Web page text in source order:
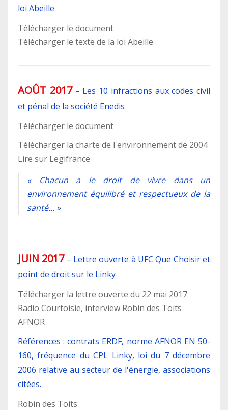
loi Abeille
Télécharger le document
Télécharger le texte de la loi Abeille
AOÛT 2017– Les 10 infractions aux codes civil
et pénal de la société Enedis
Télécharger le document
Télécharger la charte de l'environnement de 2004
Lire sur Legifrance
« Chacun a le droit de vivre dans un
environnement équilibré et respectueux de la
santé... »
JUIN 2017– Lettre ouverte à UFC Que Choisir et
point de droit sur le Linky
Télécharger la lettre ouverte du 22 mai 2017
Radio Courtoisie, interview Robin des Toits
AFNOR
Références : contrats ERDF, norme AFNOR EN 50-
160, fréquence du CPL Linky, loi du 7 décembre
2006 relative au secteur de l'énergie, associations
citées.
Robin des Toits